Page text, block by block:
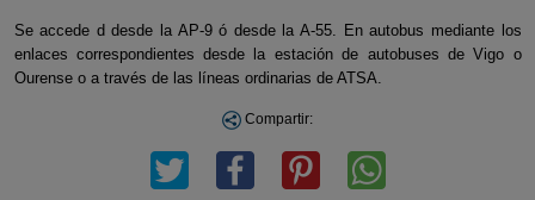
Se accede d desde la AP-9 ó desde la A-55. En autobus mediante los
enlaces correspondientes desde la estación de autobuses de Vigo o
Ourense o a través de las líneas ordinarias de ATSA.
Compartir: